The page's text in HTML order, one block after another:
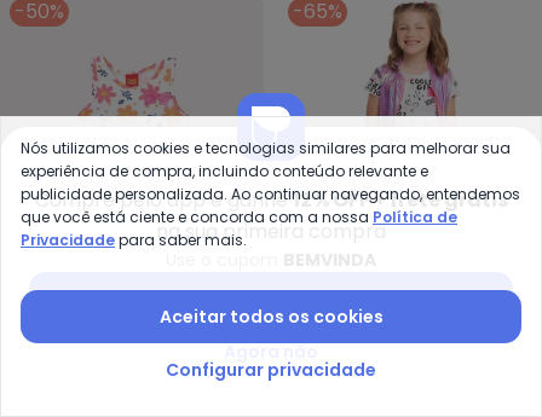
-50%
Kyly - Vestido Menina em
Vestido Menina em
-65%
Vestido Manga Curta
Compre pelo app e ganhe12% OFF + frete grátis
na sua primeira compra
Nós utilizamos cookies e tecnologias similares para melhorar sua
experiência de compra, incluindo conteúdo relevante e
publicidade personalizada. Ao continuar navegando, entendemos
que você está ciente e concorda com a nossa Política de
Privacidadepara saber mais.
Aceitar todos os cookies
Configurar privacidade